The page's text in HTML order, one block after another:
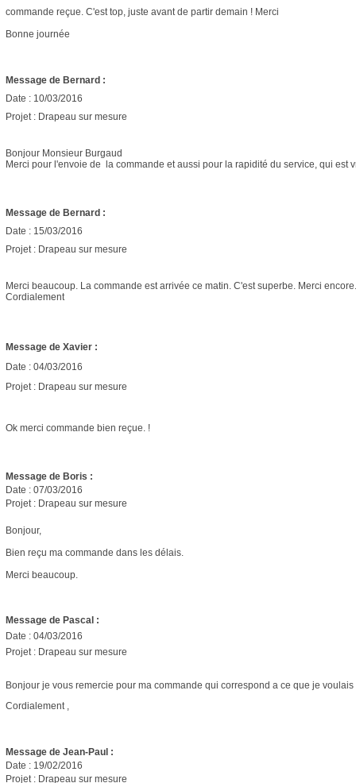
commande reçue. C'est top, juste avant de partir demain ! Merci
Bonne journée
Message de Bernard :
Date : 10/03/2016
Projet : Drapeau sur mesure
Bonjour Monsieur Burgaud
Merci pour l'envoie de la commande et aussi pour la rapidité du service, qui est
Message de Bernard :
Date : 15/03/2016
Projet : Drapeau sur mesure
Merci beaucoup. La commande est arrivée ce matin. C'est superbe. Merci encore.
Cordialement
Message de Xavier :
Date : 04/03/2016
Projet : Drapeau sur mesure
Ok merci commande bien reçue. !
Message de Boris :
Date : 07/03/2016
Projet : Drapeau sur mesure
Bonjour,
Bien reçu ma commande dans les délais.
Merci beaucoup.
Message de Pascal :
Date : 04/03/2016
Projet : Drapeau sur mesure
Bonjour je vous remercie pour ma commande qui correspond a ce que je voulais
Cordialement ,
Message de Jean-Paul :
Date : 19/02/2016
Projet : Drapeau sur mesure